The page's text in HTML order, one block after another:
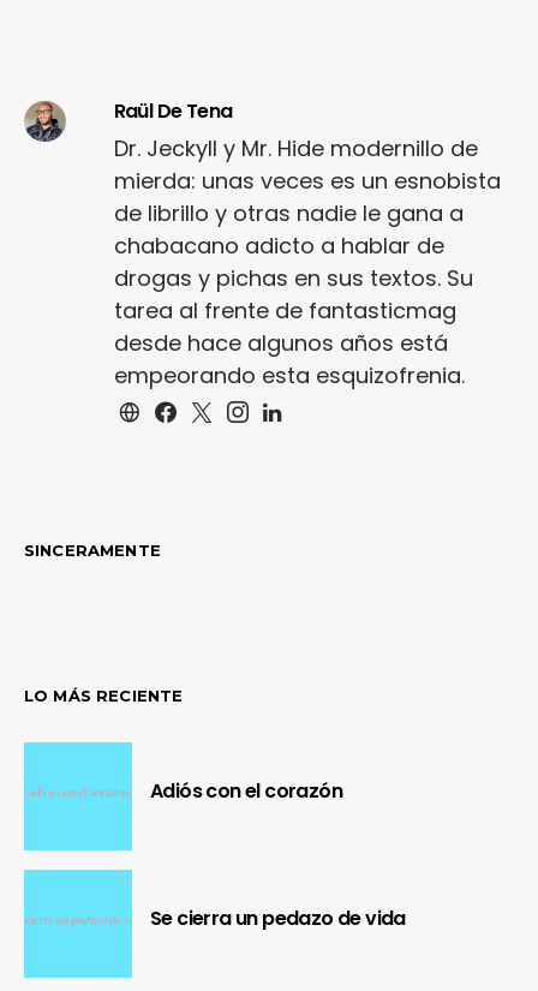
Raül De Tena
Dr. Jeckyll y Mr. Hide modernillo de
mierda: unas veces es un esnobista
de librillo y otras nadie le gana a
chabacano adicto a hablar de
drogas y pichas en sus textos. Su
tarea al frente de fantasticmag
desde hace algunos años está
empeorando esta esquizofrenia.
SINCERAMENTE
LO MÁS RECIENTE
Adiós con el corazón
Se cierra un pedazo de vida